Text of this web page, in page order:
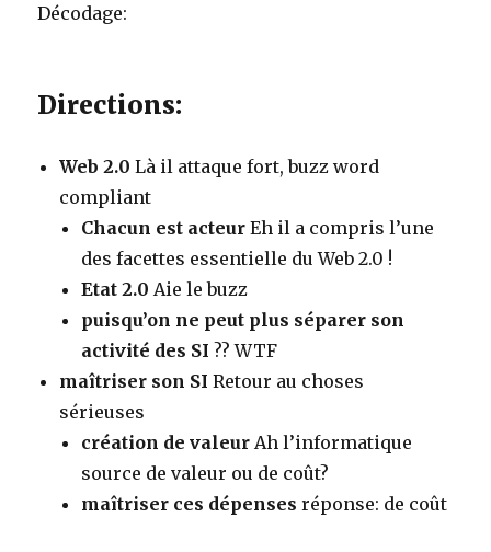
Décodage:
Directions:
Web 2.0 Là il attaque fort, buzz word
compliant
Chacun est acteur Eh il a compris l’une
des facettes essentielle du Web 2.0 !
Etat 2.0 Aie le buzz
puisqu’on ne peut plus séparer son
activité des SI ?? WTF
maîtriser son SI Retour au choses
sérieuses
création de valeur Ah l’informatique
source de valeur ou de coût?
maîtriser ces dépenses réponse: de coût